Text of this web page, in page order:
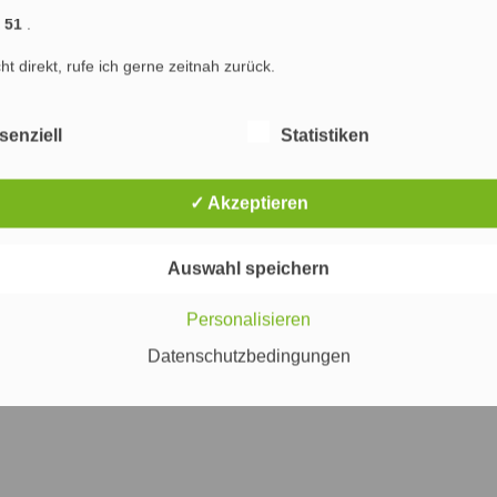
(RSS)
: Marketing & SEO Agentur Hamburg : Marketing, Online Marketing und
Hamburg Marketing Werbung Internet
51 .
direkt, rufe ich gerne zeitnah zurück.
Statistiken
✓ Akzeptieren
Auswahl speichern
Personalisieren
Datenschutzbedingungen